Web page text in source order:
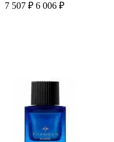
7 507 ₽ 6 006 ₽